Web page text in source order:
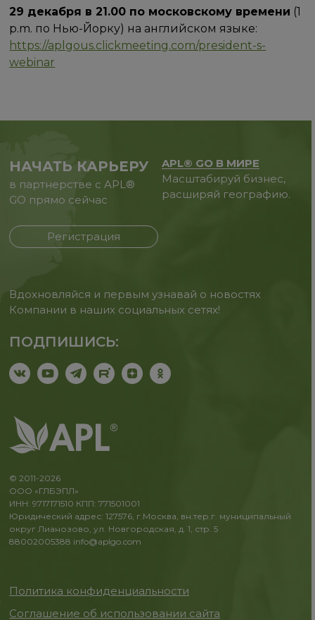
29 декабря в 21.00 по московскому времени (1
p.m. по Нью-Йорку) на английском языке:
https://aplgous.clickmeeting.com/president-s-
webinar
НАЧАТЬ КАРЬЕРУ
в партнерстве с APL®
GO прямо сейчас
Регистрация
APL® GO В МИРЕ
Масштабируй бизнес,
расширяй географию.
Вдохновляйся и первым узнавай о новостях
Компании в наших социальных сетях!
ПОДПИШИСЬ:
© 2011-2026
ООО «ГЛБЭПЛ»
ИНН: 9717171510 КПП: 771501001
Юридический адрес: 127576, г.Москва, вн.тер.г. муниципальный
округ Лианозово, ул. Новгородская, д. 1, стр. 5
88002005388 info@aplgo.com
Политика конфиденциальности
Соглашение об использовании сайта